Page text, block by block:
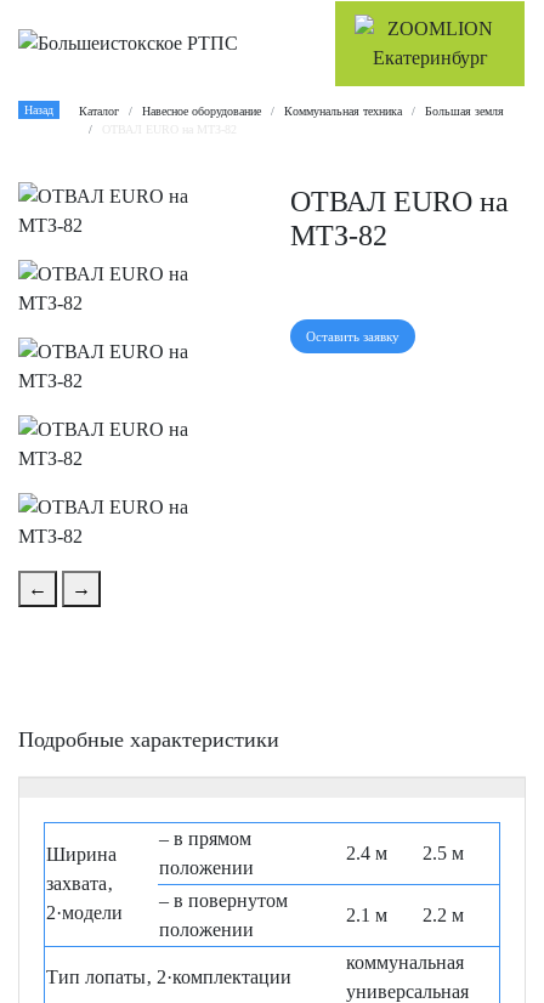
Назад Каталог Навесное оборудование Коммунальная техника
Большая земля
ОТВАЛ EURO на МТЗ-82
← →
ОТВАЛ EURO на
МТЗ-82
Оставить заявку
Подробные характеристики
Ширина
захвата‚
2·модели
– в прямом
положении
2.4 м 2.5 м
– в повернутом
положении
2.1 м 2.2 м
Тип лопаты‚ 2·комплектации
коммунальная
универсальная